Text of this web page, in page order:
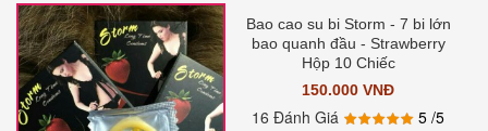
Bao cao su bi Storm - 7 bi lớn
bao quanh đầu - Strawberry
Hộp 10 Chiếc
150.000 VNĐ
16 Đánh Giá 5/5